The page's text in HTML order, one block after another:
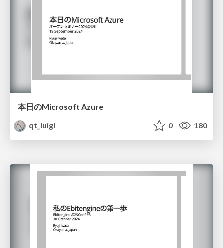
本日のMicrosoft Azure
qt_luigi
0 180